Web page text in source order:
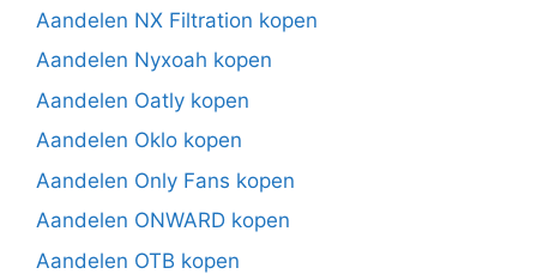
Aandelen NX Filtration kopen
Aandelen Nyxoah kopen
Aandelen Oatly kopen
Aandelen Oklo kopen
Aandelen Only Fans kopen
Aandelen ONWARD kopen
Aandelen OTB kopen